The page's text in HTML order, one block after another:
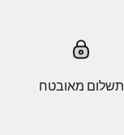
תשלום מאובטח